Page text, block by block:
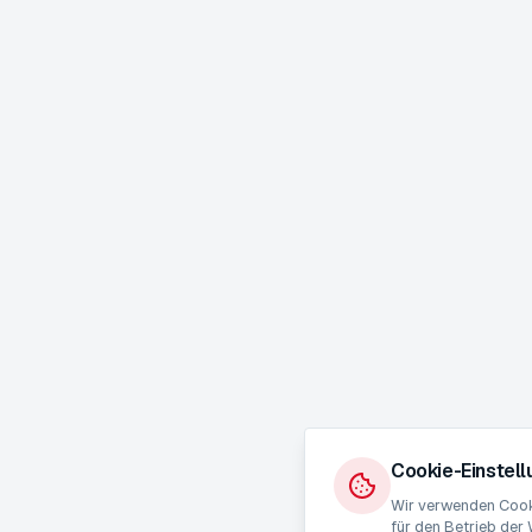
Cookie-
Wir verwenden
für den Betrieb der